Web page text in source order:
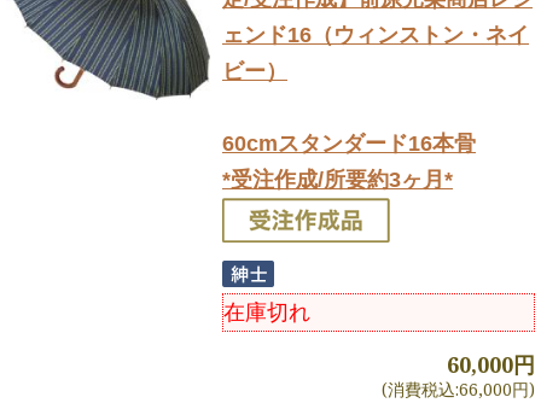
ェンド16（ウィンストン・ネイ
ビー）
60cmスタンダード16本骨
*受注作成/所要約3ヶ月*
在庫切れ
60,000円
(消費税込:66,000円)